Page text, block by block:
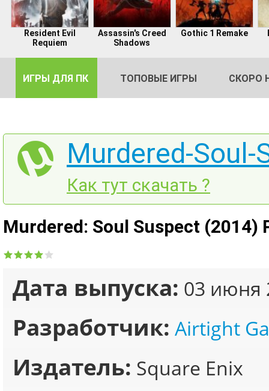
Resident Evil
Requiem
Assassin's Creed
Shadows
Gothic 1 Remake
ИГРЫ ДЛЯ ПК ТОПОВЫЕ ИГРЫ СКОРО
Murdered-
Как тут скачать ?
Murdered: Soul Suspect (2014)
Дата выпуска: 03 июня
Разработчик: Airtight
Издатель: Square Enix